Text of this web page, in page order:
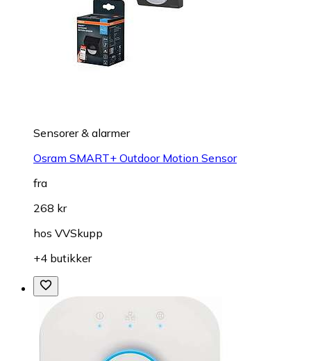
Sensorer & alarmer
Osram SMART+ Outdoor Motion Sensor
fra
268 kr
hos VVSkupp
+4 butikker